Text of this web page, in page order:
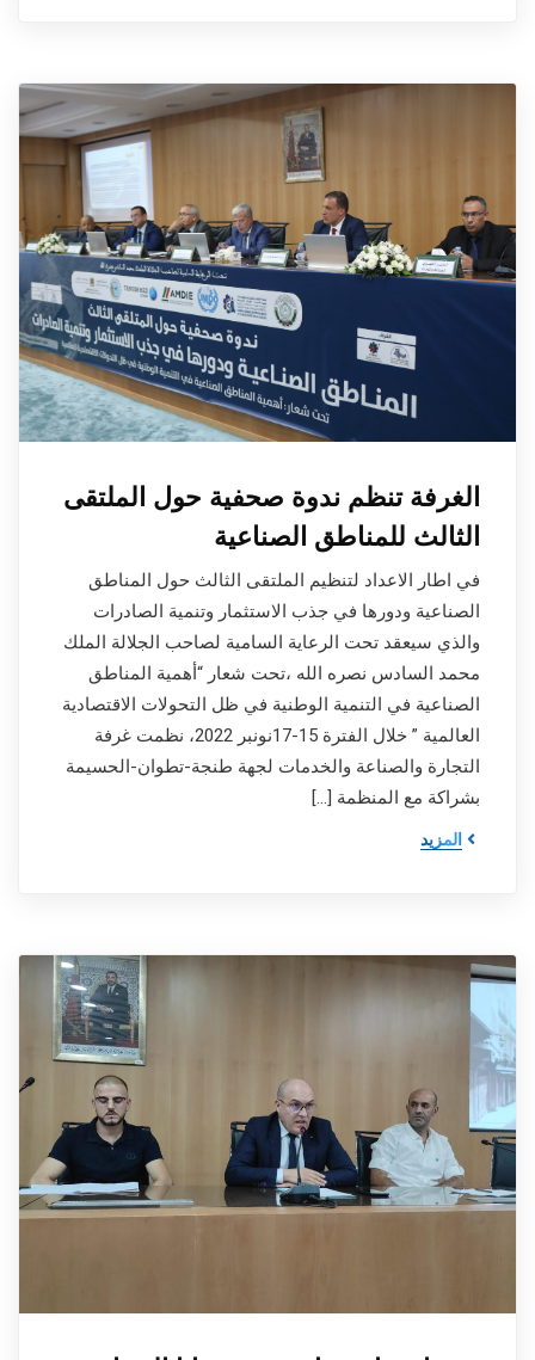
الغرفة تنظم ندوة صحفية حول الملتقى
الثالث للمناطق الصناعية
في اطار الاعداد لتنظيم الملتقى الثالث حول المناطق
الصناعية ودورها في جذب الاستثمار وتنمية الصادرات
والذي سيعقد تحت الرعاية السامية لصاحب الجلالة الملك
محمد السادس نصره الله ،تحت شعار “أهمية المناطق
الصناعية في التنمية الوطنية في ظل التحولات الاقتصادية
العالمية ” خلال الفترة 15-17نونبر 2022، نظمت غرفة
التجارة والصناعة والخدمات لجهة طنجة-تطوان-الحسيمة
بشراكة مع المنظمة […]
المزيد